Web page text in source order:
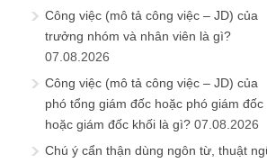
Công việc (mô tả công việc – JD) của
trưởng nhóm và nhân viên là gì?
07.08.2026
Công việc (mô tả công việc – JD) của
phó tổng giám đốc hoặc phó giám đốc
hoặc giám đốc khối là gì? 07.08.2026
Chú ý cẩn thận dùng ngôn từ, thuật